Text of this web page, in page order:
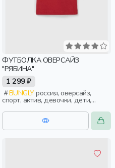
ФУТБОЛКА ОВЕРСАЙЗ
"РЯБИНА"
1 299 ₽
BUNGLYроссия, оверсайз,
спорт, актив, девочки, дети,
малыши, дошкольники